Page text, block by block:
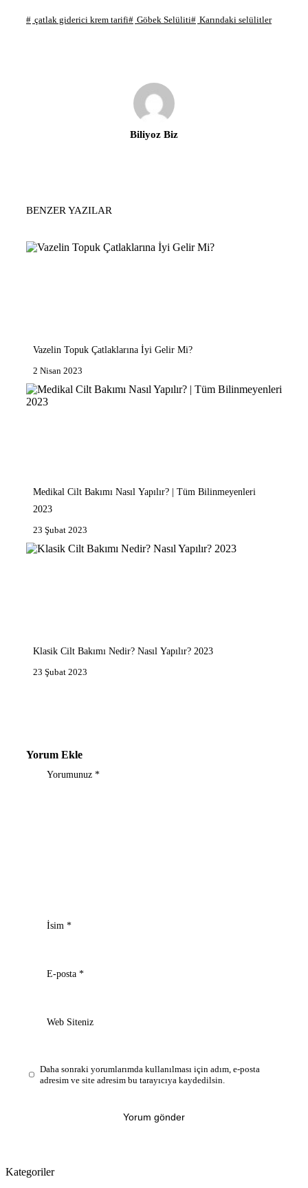
çatlak giderici krem tarifi Göbek Selüliti Karındaki selülitler
Biliyoz Biz
BENZER YAZILAR
Vazelin Topuk Çatlaklarına İyi Gelir Mi?
2 Nisan 2023
Medikal Cilt Bakımı Nasıl Yapılır? | Tüm Bilinmeyenleri
2023
23 Şubat 2023
Klasik Cilt Bakımı Nedir? Nasıl Yapılır? 2023
23 Şubat 2023
Yorum Ekle
Yorumunuz *
İsim *
E-posta *
Web Siteniz
Daha sonraki yorumlarımda kullanılması için adım, e-posta
adresim ve site adresim bu tarayıcıya kaydedilsin.
Kategoriler